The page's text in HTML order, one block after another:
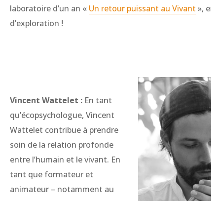
laboratoire d’un an « Un retour puissant au Vivant », en
d’exploration !
Vincent Wattelet : En tant
qu’écopsychologue, Vincent
Wattelet contribue à prendre
soin de la relation profonde
entre l’humain et le vivant. En
tant que formateur et
animateur – notamment au